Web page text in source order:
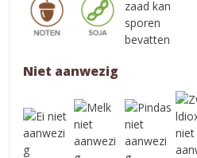
Niet aanwezig